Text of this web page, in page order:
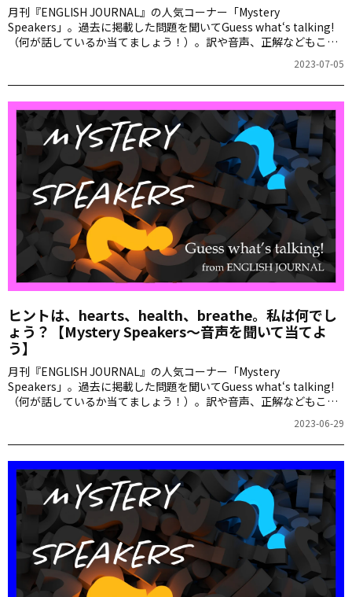
月刊『ENGLISH JOURNAL』の人気コーナー「Mystery
Speakers」。過去に掲載した問題を聞いてGuess what‘s talking!
（何が話しているか当てましょう！）。訳や音声、正解などもこち
2023-07-05
ヒントは、hearts、health、breathe。私は何でし
ょう？【Mystery Speakers～音声を聞いて当てよ
う】
月刊『ENGLISH JOURNAL』の人気コーナー「Mystery
Speakers」。過去に掲載した問題を聞いてGuess what‘s talking!
（何が話しているか当てましょう！）。訳や音声、正解などもこち
2023-06-29